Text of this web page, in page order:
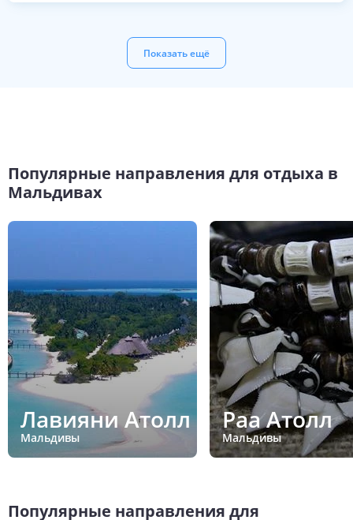
Показать ещё
Популярные направления для отдыха в
Мальдивах
Лавияни Атолл
Мальдивы
Раа Атолл
Мальдивы
Популярные направления для